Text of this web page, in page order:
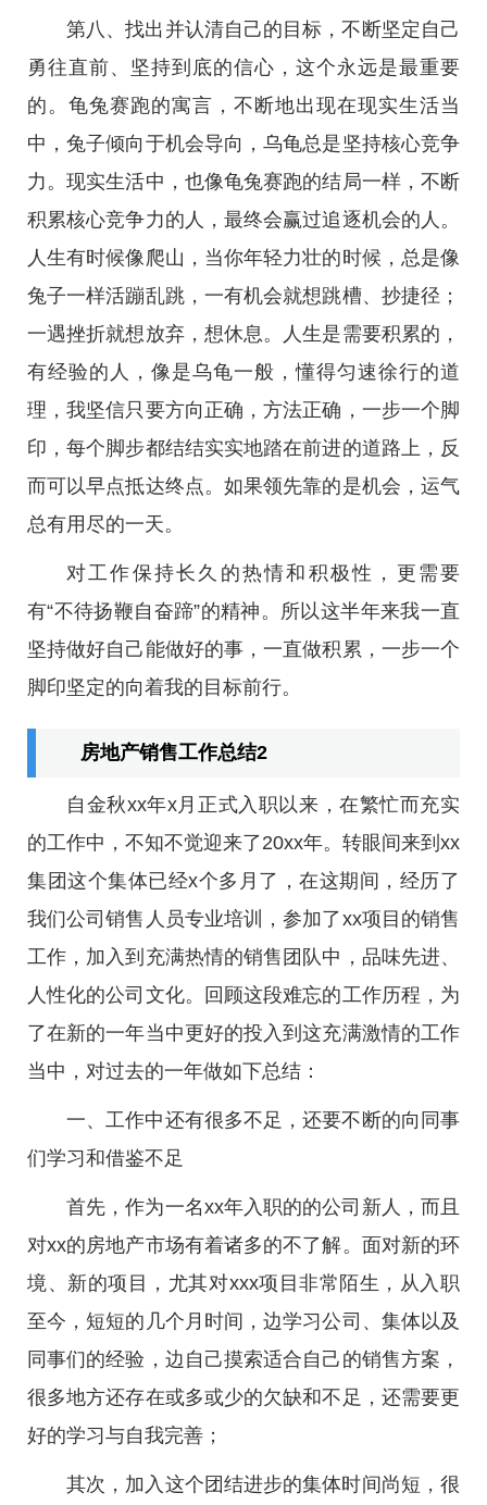
第八、找出并认清自己的目标，不断坚定自己
勇往直前、坚持到底的信心，这个永远是最重要
的。龟兔赛跑的寓言，不断地出现在现实生活当
中，兔子倾向于机会导向，乌龟总是坚持核心竞争
力。现实生活中，也像龟兔赛跑的结局一样，不断
积累核心竞争力的人，最终会赢过追逐机会的人。
人生有时候像爬山，当你年轻力壮的时候，总是像
兔子一样活蹦乱跳，一有机会就想跳槽、抄捷径；
一遇挫折就想放弃，想休息。人生是需要积累的，
有经验的人，像是乌龟一般，懂得匀速徐行的道
理，我坚信只要方向正确，方法正确，一步一个脚
印，每个脚步都结结实实地踏在前进的道路上，反
而可以早点抵达终点。如果领先靠的是机会，运气
总有用尽的一天。
对工作保持长久的热情和积极性，更需要
有“不待扬鞭自奋蹄”的精神。所以这半年来我一直
坚持做好自己能做好的事，一直做积累，一步一个
脚印坚定的向着我的目标前行。
房地产销售工作总结2
自金秋xx年x月正式入职以来，在繁忙而充实
的工作中，不知不觉迎来了20xx年。转眼间来到xx
集团这个集体已经x个多月了，在这期间，经历了
我们公司销售人员专业培训，参加了xx项目的销售
工作，加入到充满热情的销售团队中，品味先进、
人性化的公司文化。回顾这段难忘的工作历程，为
了在新的一年当中更好的投入到这充满激情的工作
当中，对过去的一年做如下总结：
一、工作中还有很多不足，还要不断的向同事
们学习和借鉴不足
首先，作为一名xx年入职的的公司新人，而且
对xx的房地产市场有着诸多的不了解。面对新的环
境、新的项目，尤其对xxx项目非常陌生，从入职
至今，短短的几个月时间，边学习公司、集体以及
同事们的经验，边自己摸索适合自己的销售方案，
很多地方还存在或多或少的欠缺和不足，还需要更
好的学习与自我完善；
其次，加入这个团结进步的集体时间尚短，很